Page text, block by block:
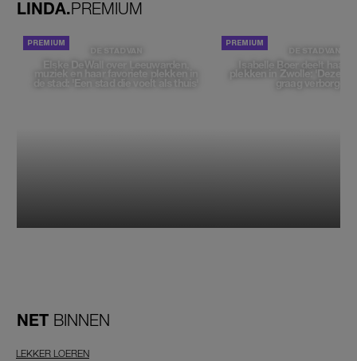
LINDA.PREMIUM
DE STAD VAN
Elske DeWall over Leeuwarden,
muziek en haar favoriete plekken in
de stad: 'Een stad die voelt als thuis'
DE STAD VAN
Isabelle Boer deelt haar
plekken in Zwolle: 'Deze
graag verborgen'
NET BINNEN
LEKKER LOEREN